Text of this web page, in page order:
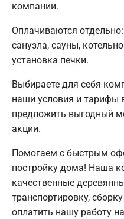
компании.
Оплачиваются
санузла, сауны,
установка печки.
Выбираете для себя
наши условия и
предложить выгодный
акции.
Помогаем с быстрым
постройку дома! Наша
качественные
транспортировку,
оплатить нашу работу